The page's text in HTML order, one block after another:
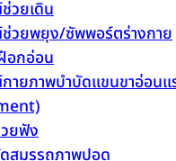
วยเดิน
วยพยุง/ซัพพอร์ตร่างกาย
อกอ่อน
ายภาพบำบัดแขนขาอ่อน
ยฟัง
สมรรถภาพปอด